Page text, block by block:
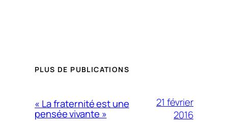
PLUS DE PUBLICATIONS
« La fraternité est une
pensée vivante »
21 février
2016